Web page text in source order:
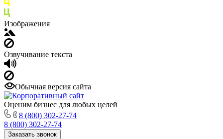
Изображения
Озвучивание текста
Обычная версия сайта
Оценим бизнес для любых целей
8 (800) 302-27-74
8 (800) 302-27-74
Заказать звонок